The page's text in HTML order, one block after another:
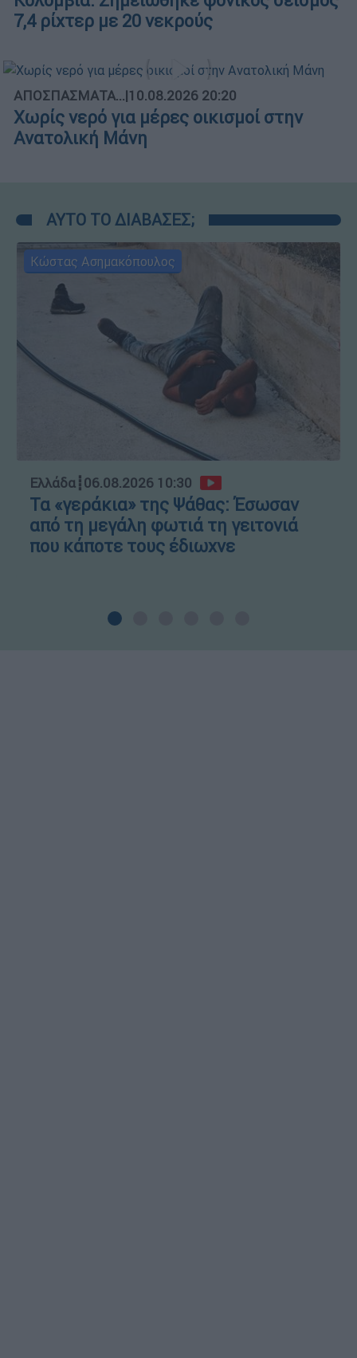
7,4 ρίχτερ με 20 νεκρούς
ΑΠΟΣΠΑΣΜΑΤΑ...|10.08.2026 20:20
Χωρίς νερό για μέρες οικισμοί στην
Ανατολική Μάνη
ΑΥΤΟ ΤΟ ΔΙΑΒΑΣΕΣ;
Κώστας Ασημακόπουλος
Ελλάδα┋06.08.2026 10:30
Τα «γεράκια» της Ψάθας: Έσωσαν
από τη μεγάλη φωτιά τη γειτονιά
που κάποτε τους έδιωχνε